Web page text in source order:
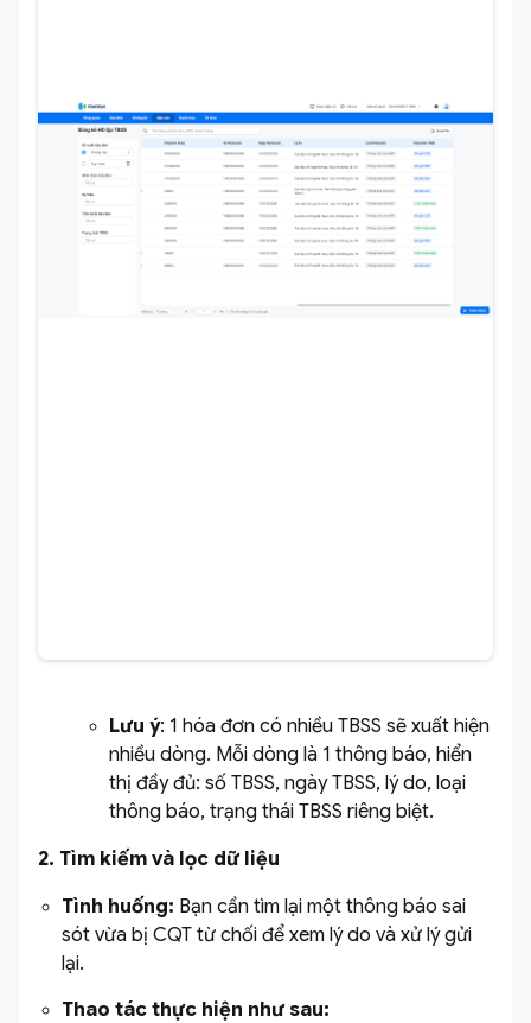
Lưu ý: 1 hóa đơn có nhiều TBSS sẽ xuất hiện
nhiều dòng. Mỗi dòng là 1 thông báo, hiển
thị đầy đủ: số TBSS, ngày TBSS, lý do, loại
thông báo, trạng thái TBSS riêng biệt.
2. Tìm kiếm và lọc dữ liệu
Tình huống: Bạn cần tìm lại một thông báo sai
sót vừa bị CQT từ chối để xem lý do và xử lý gửi
lại.
Thao tác thực hiện như sau: